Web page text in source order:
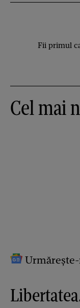
Fii primul
Cel mai